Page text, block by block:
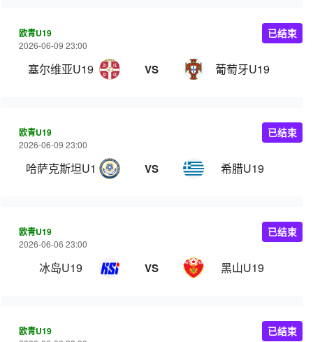
欧青U19
2026-06-09 23:00
塞尔维亚U19 VS 葡萄牙U19
已结束
欧青U19
2026-06-09 23:00
哈萨克斯坦U19 VS 希腊U19
已结束
欧青U19
2026-06-06 23:00
冰岛U19 VS 黑山U19
已结束
欧青U19 已结束